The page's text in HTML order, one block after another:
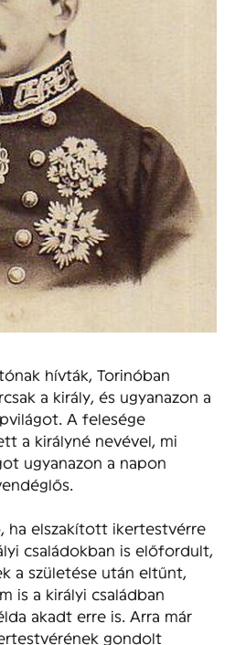
hívták, Torinóban
a király, és ugyanazon a
A felesége
a királyné nevével, mi
ugyanazon a napon
ha elszakított ikertestvérre
családokban is előfordult,
a születése után eltűnt,
is a királyi családban
akadt erre is. Arra már
gondolt